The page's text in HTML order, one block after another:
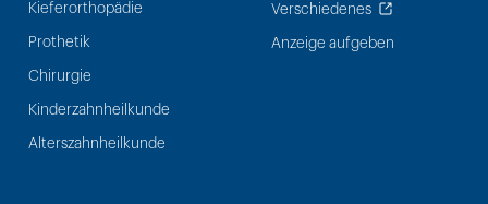
Kieferorthopädie
Prothetik
Chirurgie
Kinderzahnheilkunde
Alterszahnheilkunde
Verschiedenes
Anzeige aufgeben